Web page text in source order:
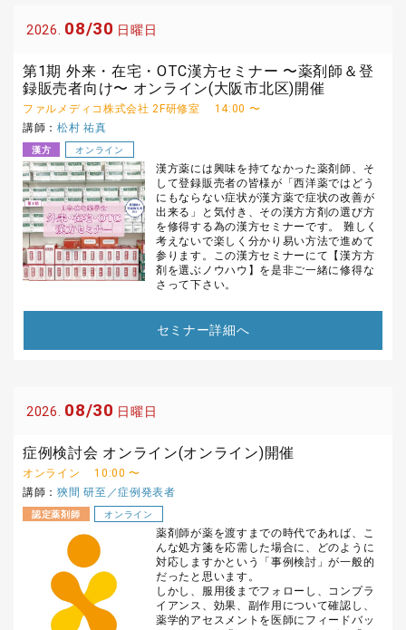
2026. 08/30 日曜日
第1期 外来・在宅・OTC漢方セミナー 〜薬剤師＆登
録販売者向け〜 オンライン(大阪市北区)開催
ファルメディコ株式会社 2F研修室
14:00 〜
講師：松村 祐真
漢方 オンライン
漢方薬には興味を持てなかった薬剤師、そ
して登録販売者の皆様が「西洋薬ではどう
にもならない症状が漢方薬で症状の改善が
出来る」と気付き、その漢方方剤の選び方
を修得する為の漢方セミナーです。 難しく
考えないで楽しく分かり易い方法で進めて
参ります。この漢方セミナーにて【漢方方
剤を選ぶノウハウ】を是非ご一緒に修得な
さって下さい。
セミナー詳細へ
2026. 08/30 日曜日
症例検討会 オンライン(オンライン)開催
オンライン
10:00 〜
講師：狹間 研至／症例発表者
認定薬剤師 オンライン
薬剤師が薬を渡すまでの時代であれば、こ
んな処方箋を応需した場合に、どのように
対応しますかという「事例検討」が一般的
だったと思います。
しかし、服用後までフォローし、コンプラ
イアンス、効果、副作用について確認し、
薬学的アセスメントを医師にフィードバッ